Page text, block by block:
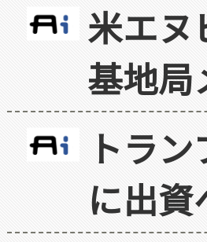
米エヌ
基地局
トラ
に出資